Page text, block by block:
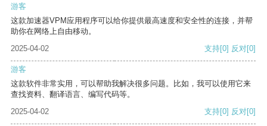
游客
这款加速器VPM应用程序可以给你提供最高速度和安全性的连接，并帮
助你在网络上自由移动。
2025-04-02
支持[0] 反对[0]
游客
这款软件非常实用，可以帮助我解决很多问题。比如，我可以使用它来
查找资料、翻译语言、编写代码等。
2025-04-02
支持[0] 反对[0]